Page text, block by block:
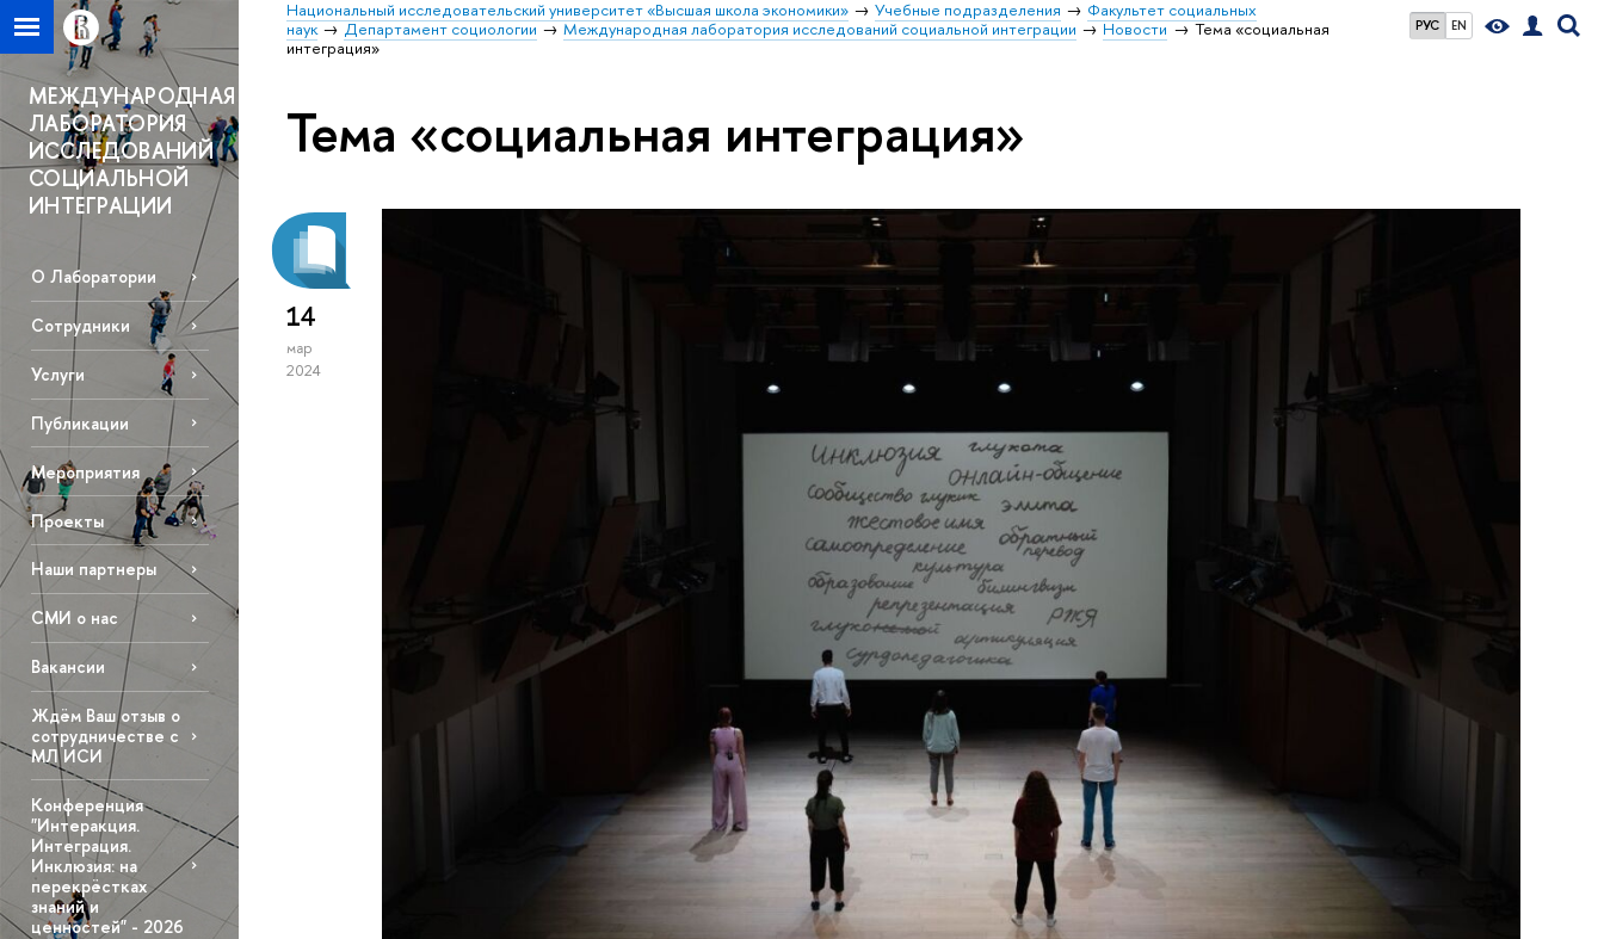
РУС EN
Национальный исследовательский университет «Высшая школа экономики» Учебные подразделения
Факультет социальных
наук
Департамент социологии Международная лаборатория исследований социальной интеграции Новости
Тема «социальная
интеграция»
МЕЖДУНАРОДНАЯ
ЛАБОРАТОРИЯ
ИССЛЕДОВАНИЙ
СОЦИАЛЬНОЙ
ИНТЕГРАЦИИ
О Лаборатории
Сотрудники
Услуги
Публикации
Мероприятия
Проекты
Наши партнеры
СМИ о нас
Вакансии
Ждём Ваш отзыв о
сотрудничестве с
МЛ ИСИ
Конференция
"Интеракция.
Интеграция.
Инклюзия: на
перекрёстках
знаний и
ценностей" - 2026
Тема «социальная интеграция»
14
мар
2024